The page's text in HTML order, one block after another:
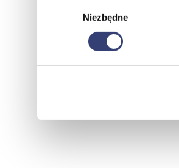
Niezbędne